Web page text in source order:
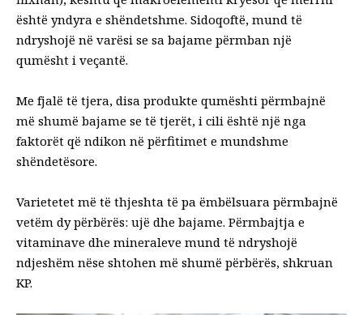
është yndyra e shëndetshme. Sidoqoftë, mund të
ndryshojë në varësi se sa bajame përmban një
qumësht i veçantë.
Me fjalë të tjera, disa produkte qumështi përmbajnë
më shumë bajame se të tjerët, i cili është një nga
faktorët që ndikon në përfitimet e mundshme
shëndetësore.
Varietetet më të thjeshta të pa ëmbëlsuara përmbajnë
vetëm dy përbërës: ujë dhe bajame. Përmbajtja e
vitaminave dhe mineraleve mund të ndryshojë
ndjeshëm nëse shtohen më shumë përbërës, shkruan
KP.